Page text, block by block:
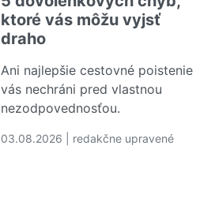
ktoré vás môžu vyjsť
draho
Ani najlepšie cestovné poistenie
vás nechráni pred vlastnou
nezodpovednosťou.
03.08.2026 | redakčne upravené
Čítať viac o 5 dovolenkových